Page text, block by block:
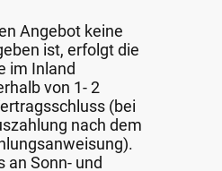
Angebot keine
ist, erfolgt die
im Inland
von 1- 2
(bei
nach dem
an Sonn- und